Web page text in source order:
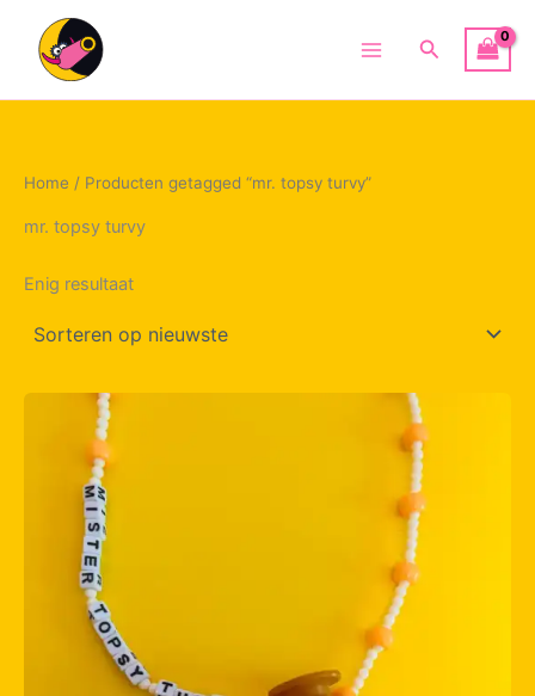
inhoud
Zoeken
Home / Producten getagged “mr. topsy turvy”
mr. topsy turvy
Enig resultaat